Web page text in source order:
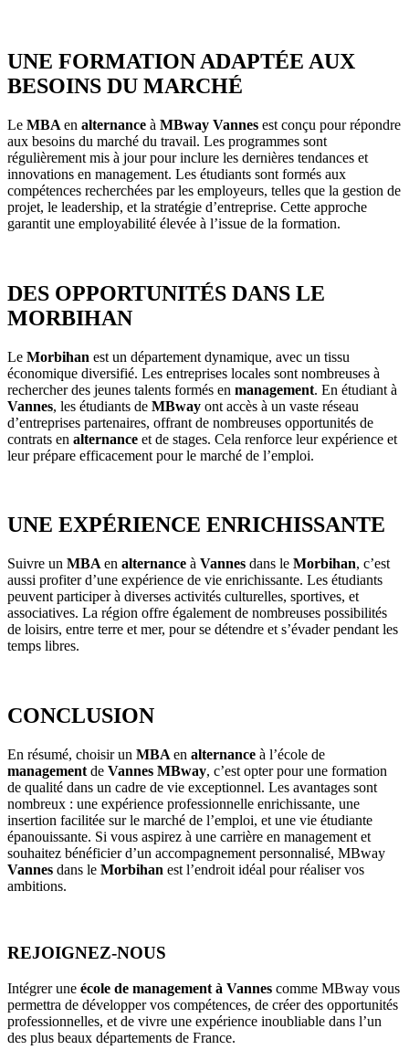
UNE FORMATION ADAPTÉE AUX
BESOINS DU MARCHÉ
Le MBA en alternance à MBway Vannes est conçu pour répondre
aux besoins du marché du travail. Les programmes sont
régulièrement mis à jour pour inclure les dernières tendances et
innovations en management. Les étudiants sont formés aux
compétences recherchées par les employeurs, telles que la gestion de
projet, le leadership, et la stratégie d’entreprise. Cette approche
garantit une employabilité élevée à l’issue de la formation.
DES OPPORTUNITÉS DANS LE
MORBIHAN
Le Morbihan est un département dynamique, avec un tissu
économique diversifié. Les entreprises locales sont nombreuses à
rechercher des jeunes talents formés en management. En étudiant à
Vannes, les étudiants de MBway ont accès à un vaste réseau
d’entreprises partenaires, offrant de nombreuses opportunités de
contrats en alternance et de stages. Cela renforce leur expérience et
leur prépare efficacement pour le marché de l’emploi.
UNE EXPÉRIENCE ENRICHISSANTE
Suivre un MBA en alternance à Vannes dans le Morbihan, c’est
aussi profiter d’une expérience de vie enrichissante. Les étudiants
peuvent participer à diverses activités culturelles, sportives, et
associatives. La région offre également de nombreuses possibilités
de loisirs, entre terre et mer, pour se détendre et s’évader pendant les
temps libres.
CONCLUSION
En résumé, choisir un MBA en alternance à l’école de
management de Vannes MBway, c’est opter pour une formation
de qualité dans un cadre de vie exceptionnel. Les avantages sont
nombreux : une expérience professionnelle enrichissante, une
insertion facilitée sur le marché de l’emploi, et une vie étudiante
épanouissante. Si vous aspirez à une carrière en management et
souhaitez bénéficier d’un accompagnement personnalisé, MBway
Vannes dans le Morbihan est l’endroit idéal pour réaliser vos
ambitions.
REJOIGNEZ-NOUS
Intégrer une école de management à Vannes comme MBway vous
permettra de développer vos compétences, de créer des opportunités
professionnelles, et de vivre une expérience inoubliable dans l’un
des plus beaux départements de France.